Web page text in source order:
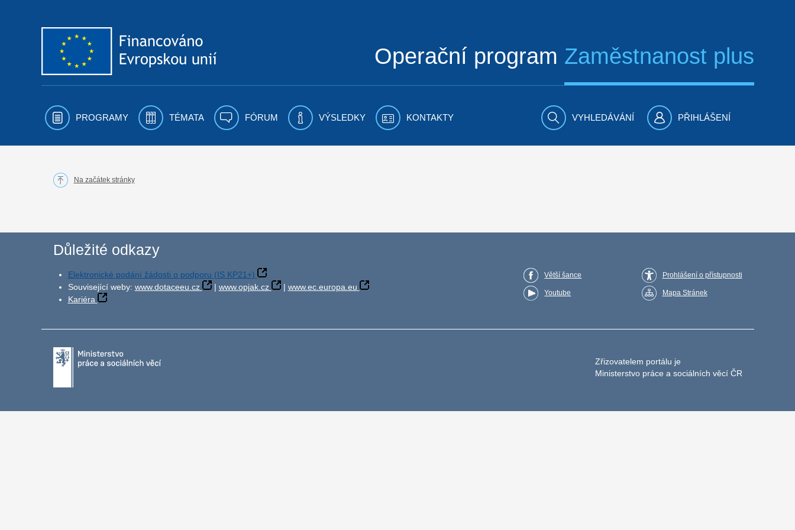
Operační program Zaměstnanost plus
PROGRAMY TÉMATA FÓRUM VÝSLEDKY KONTAKTY VYHLEDÁVÁNÍ PŘIHLÁŠENÍ
Na začátek stránky
Důležité odkazy
Elektronické podání žádosti o podporu (IS KP21+)
Související weby: www.dotaceeu.cz | www.opjak.cz | www.ec.europa.eu
Kariéra
Větší šance
Youtube
Prohlášení o přístupnosti
Mapa Stránek
Zřizovatelem portálu je
Ministerstvo práce a sociálních věcí ČR